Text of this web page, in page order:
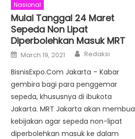
Nasional
Mulai Tanggal 24 Maret
Sepeda Non Lipat
Diperbolehkan Masuk MRT
Posted
on
March 19, 2021 Author
Redaksi
BisnisExpo.Com Jakarta – Kabar
gembira bagi para penggemar
sepeda, khususnya di ibukota
Jakarta. MRT Jakarta akan
kebijakan agar sepeda non-lipat
diperbolehkan masuk ke dalam